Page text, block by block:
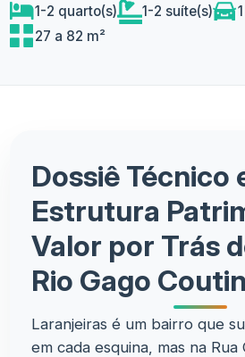
1-2 quarto(s) 1-2 suíte(s)
27 a 82 m²
Dossiê Técnico
Estrutura
Valor por Trás
Rio Gago
Laranjeiras é um bairro que
em cada esquina, mas na Rua